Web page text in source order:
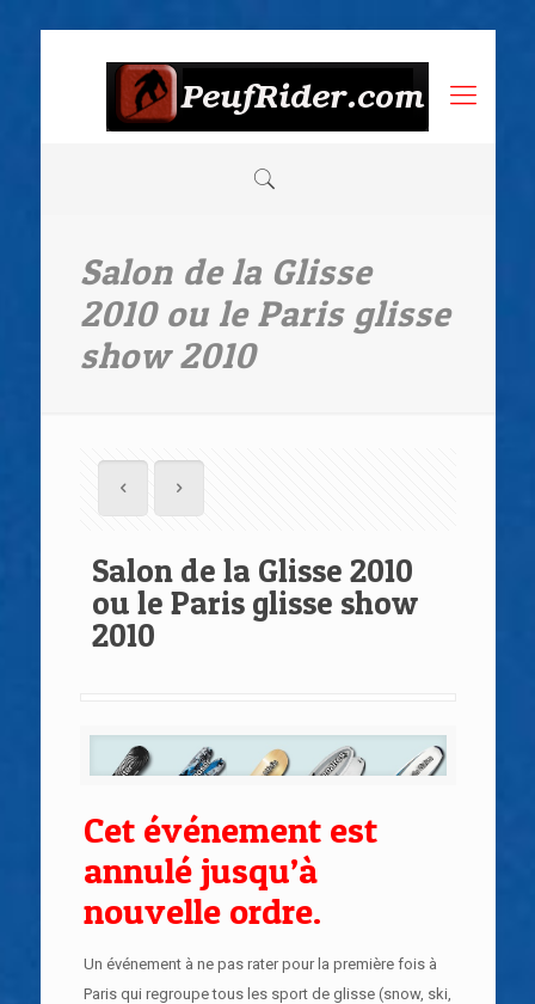
Salon de la Glisse
2010 ou le Paris glisse
show 2010
Salon de la Glisse 2010
ou le Paris glisse show
2010
Cet événement est
annulé jusqu’à
nouvelle ordre.
Un événement à ne pas rater pour la première fois à
Paris qui regroupe tous les sport de glisse (snow, ski,